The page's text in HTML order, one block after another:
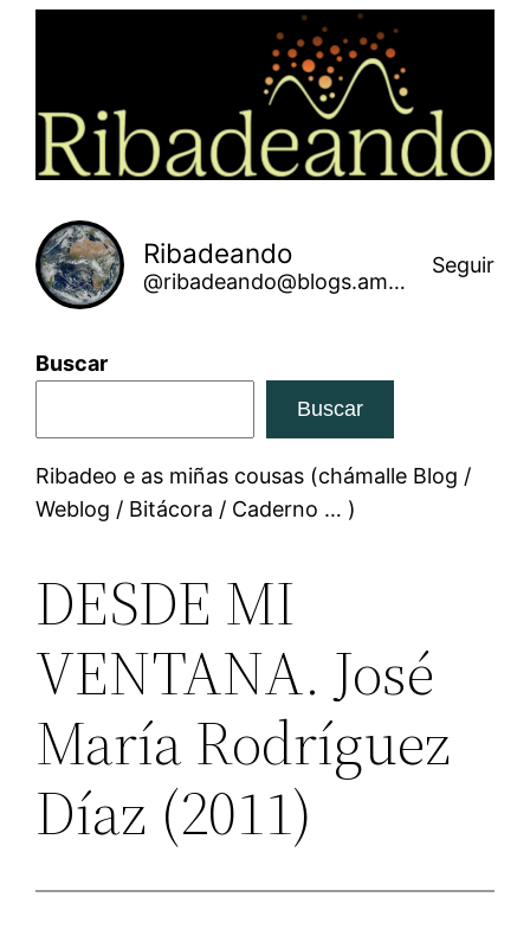
Ribadeando
@ribadeando@blogs.amarinha.gal
Seguir
Buscar
Buscar
Ribadeo e as miñas cousas (chámalle Blog /
Weblog / Bitácora / Caderno … )
DESDE MI
VENTANA. José
María Rodríguez
Díaz (2011)